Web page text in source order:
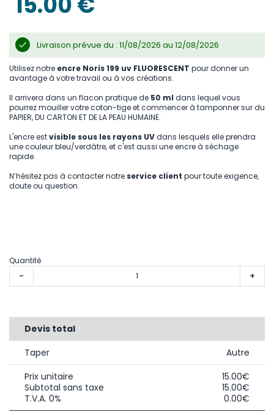
gallery
Livraison prévue du : 11/08/2026 au 12/08/2026
Utilisez notre encre Noris 199 uv FLUORESCENT pour donner un
avantage à votre travail ou à vos créations.
Il arrivera dans un flacon pratique de 50 ml dans lequel vous
pourrez mouiller votre coton-tige et commencer à tamponner sur du
PAPIER, DU CARTON ET DE LA PEAU HUMAINE.
L'encre estvisible sous les rayons UVdans lesquels elle prendra
une couleur bleu/verdâtre, et c'est aussi une encre à séchage
rapide.
N’hésitez pas à contacter notre service client pour toute exigence,
doute ou question.
Quantité
- +
Devis total
Taper
Autre
Prix unitaire
15.00€
Subtotal sans taxe
15.00€
T.V.A. 0%
0.00€